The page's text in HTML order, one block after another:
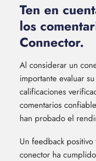
Ten en
los
Connector.
Al considerar un
importante evaluar
calificaciones
comentarios
han probado el
Un feedback
conector ha